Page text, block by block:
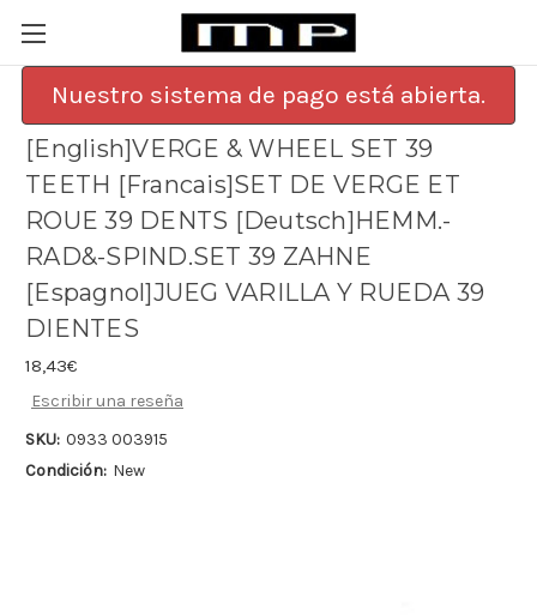
Nuestro sistema de pago está abierta.
[English]VERGE & WHEEL SET 39
TEETH [Francais]SET DE VERGE ET
ROUE 39 DENTS [Deutsch]HEMM.-
RAD&-SPIND.SET 39 ZAHNE
[Espagnol]JUEG VARILLA Y RUEDA 39
DIENTES
18,43€
Escribir una reseña
SKU: 0933 003915
Condición: New